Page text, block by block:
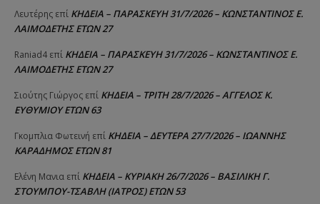
Λευτέρης επί ΚΗΔΕΙΑ – ΠΑΡΑΣΚΕΥΗ 31/7/2026 – ΚΩΝΣΤΑΝΤΙΝΟΣ Ε.
ΛΑΙΜΟΔΕΤΗΣ ΕΤΩΝ 27
Raniad4 επί ΚΗΔΕΙΑ – ΠΑΡΑΣΚΕΥΗ 31/7/2026 – ΚΩΝΣΤΑΝΤΙΝΟΣ Ε.
ΛΑΙΜΟΔΕΤΗΣ ΕΤΩΝ 27
Σιούτης Γιώργος επί ΚΗΔΕΙΑ – ΤΡΙΤΗ 28/7/2026 – ΑΓΓΕΛΟΣ Κ.
ΕΥΘΥΜΙΟΥ ΕΤΩΝ 63
Γκομπλια Φωτεινή επί ΚΗΔΕΙΑ – ΔΕΥΤΕΡΑ 27/7/2026 – ΙΩΑΝΝΗΣ
ΚΑΡΑΔΗΜΟΣ ΕΤΩΝ 81
Ελένη Μανια επί ΚΗΔΕΙΑ – ΚΥΡΙΑΚΗ 26/7/2026 – ΒΑΣΙΛΙΚΗ Γ.
ΣΤΟΥΜΠΟΥ-ΤΣΑΒΛΗ (ΙΑΤΡΟΣ) ΕΤΩΝ 53